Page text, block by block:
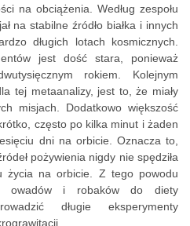
na obciążenia. Według zespołu
na stabilne źródło białka i innych
długich lotach kosmicznych.
jest dość stara, ponieważ
rokiem. Kolejnym
tej metaanalizy, jest to, że miały
misjach. Dodatkowo większość
często po kilka minut i żaden
dni na orbicie. Oznacza to,
pożywienia nigdy nie spędziła
życia na orbicie. Z tego powodu
owadów i robaków do diety
długie eksperymenty